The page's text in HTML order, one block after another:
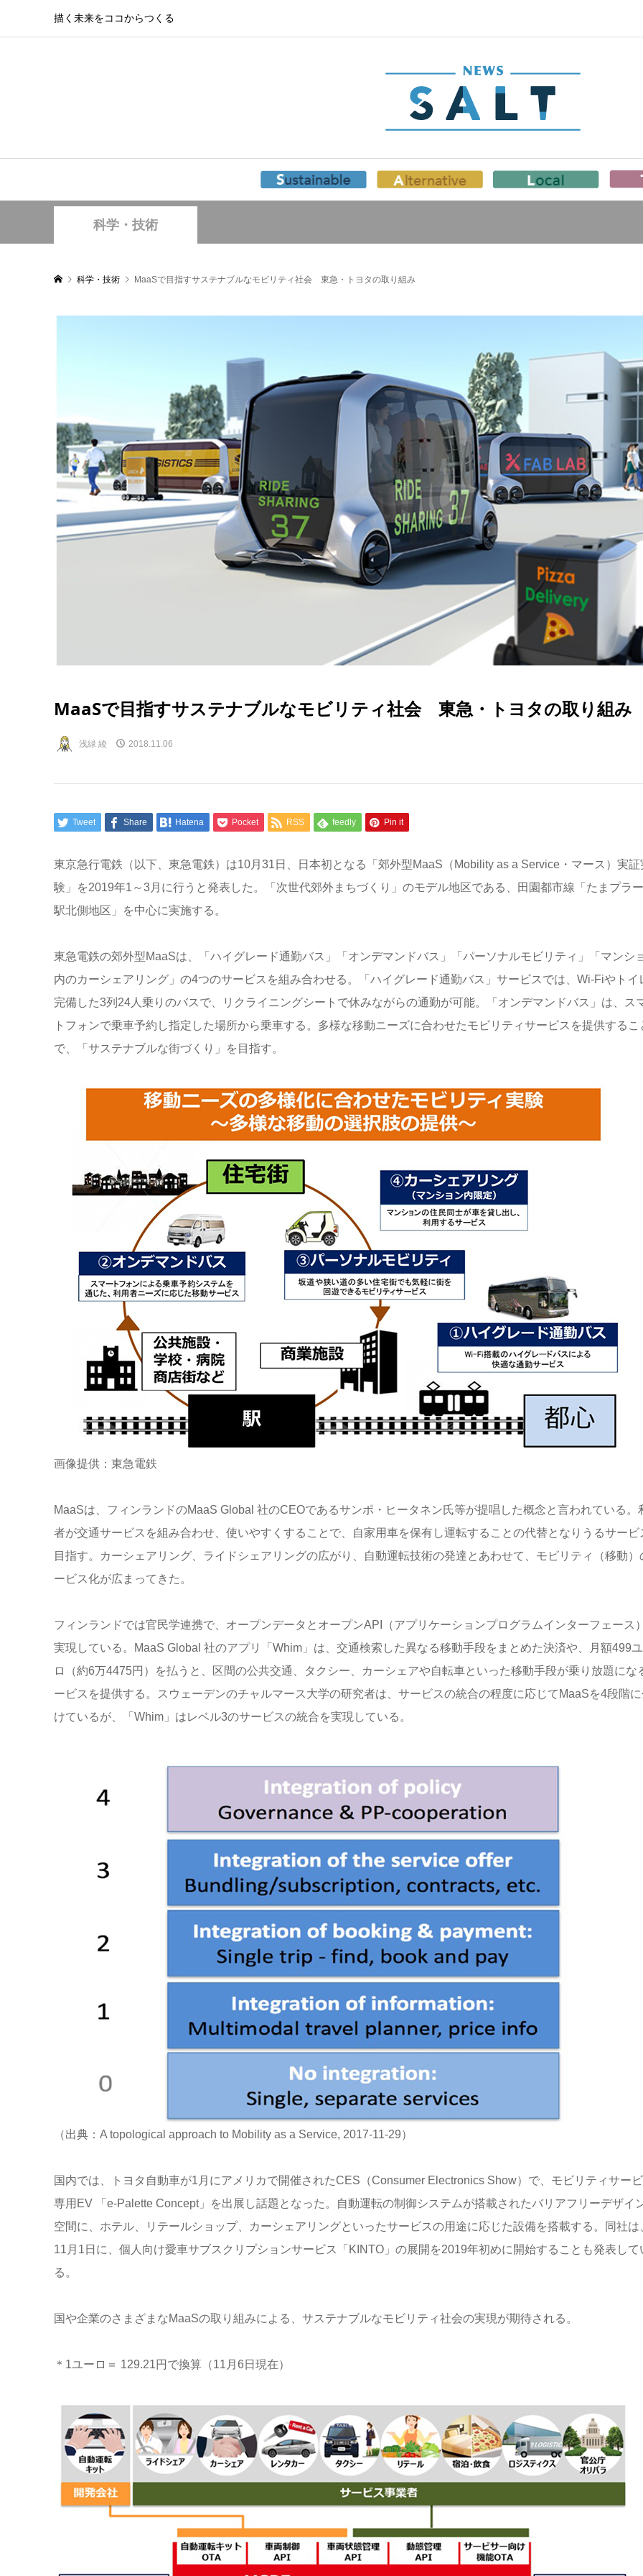
描く未来をココからつくる
科学・技術
科学・技術 MaaSで目指すサステナブルなモビリティ社会 東急・トヨタの取り組み
MaaSで目指すサステナブルなモビリティ社会 東急・トヨタの取り組み
浅緑 綾 2018.11.06
Tweet Share Hatena Pocket RSS feedly Pin it
東京急行電鉄（以下、東急電鉄）は10月31日、日本初となる「郊外型MaaS（Mobility as a Service・マース）実証
験」を2019年1～3月に行うと発表した。「次世代郊外まちづくり」のモデル地区である、田園都市線「たまプラ
駅北側地区」を中心に実施する。
東急電鉄の郊外型MaaSは、「ハイグレード通勤バス」「オンデマンドバス」「パーソナルモビリティ」「マンシ
内のカーシェアリング」の4つのサービスを組み合わせる。「ハイグレード通勤バス」サービスでは、Wi-Fiやトイ
完備した3列24人乗りのバスで、リクライニングシートで休みながらの通勤が可能。「オンデマンドバス」は、ス
トフォンで乗車予約し指定した場所から乗車する。多様な移動ニーズに合わせたモビリティサービスを提供するこ
で、「サステナブルな街づくり」を目指す。
画像提供：東急電鉄
MaaSは、フィンランドのMaaS Global 社のCEOであるサンポ・ヒータネン氏等が提唱した概念と言われている。
者が交通サービスを組み合わせ、使いやすくすることで、自家用車を保有し運転することの代替となりうるサービ
目指す。カーシェアリング、ライドシェアリングの広がり、自動運転技術の発達とあわせて、モビリティ（移動）
ービス化が広まってきた。
フィンランドでは官民学連携で、オープンデータとオープンAPI（アプリケーションプログラムインターフェース
実現している。MaaS Global 社のアプリ「Whim」は、交通検索した異なる移動手段をまとめた決済や、月額499
ロ（約6万4475円）を払うと、区間の公共交通、タクシー、カーシェアや自転車といった移動手段が乗り放題にな
ービスを提供する。スウェーデンのチャルマース大学の研究者は、サービスの統合の程度に応じてMaaSを4段階に
けているが、「Whim」はレベル3のサービスの統合を実現している。
（出典：A topological approach to Mobility as a Service, 2017-11-29）
国内では、トヨタ自動車が1月にアメリカで開催されたCES（Consumer Electronics Show）で、モビリティサービ
専用EV 「e-Palette Concept」を出展し話題となった。自動運転の制御システムが搭載されたバリアフリーデザイ
空間に、ホテル、リテールショップ、カーシェアリングといったサービスの用途に応じた設備を搭載する。同社は
11月1日に、個人向け愛車サブスクリプションサービス「KINTO」の展開を2019年初めに開始することも発表して
る。
国や企業のさまざまなMaaSの取り組みによる、サステナブルなモビリティ社会の実現が期待される。
＊1ユーロ＝ 129.21円で換算（11月6日現在）